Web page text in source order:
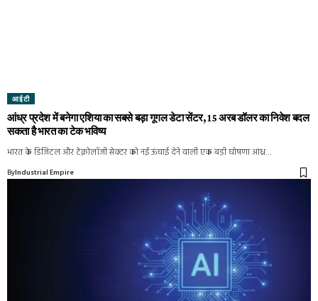
आईटी
आंध्र प्रदेश में बनेगा एशिया का सबसे बड़ा गूगल डेटा सेंटर, 15 अरब डॉलर का निवेश बदल
सकता है भारत का टेक भविष्य
भारत के डिजिटल और टेक्नोलॉजी सेक्टर को नई ऊंचाई देने वाली एक बड़ी घोषणा आंध्र…
ByIndustrial Empire